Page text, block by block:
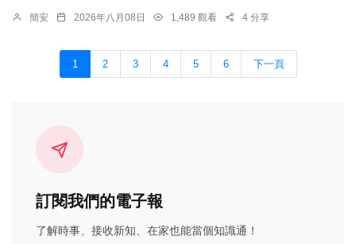
簡安 2026年八月08日 1,489 觀看 4 分享
1 2 3 4 5 6 下一頁
訂閱我們的電子報
了解時事、接收新知、在家也能當個知識通！